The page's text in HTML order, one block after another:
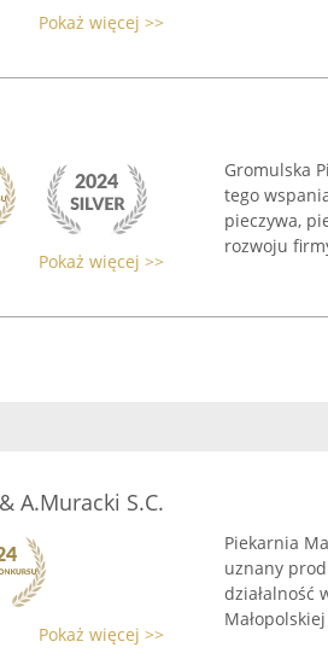
Pokaż więcej >>
Pokaż więcej >>
Gromulska
tego
pieczywa,
rozwoju
A.Muracki S.C.
Pokaż więcej >>
Piekarnia
uznany
działalność